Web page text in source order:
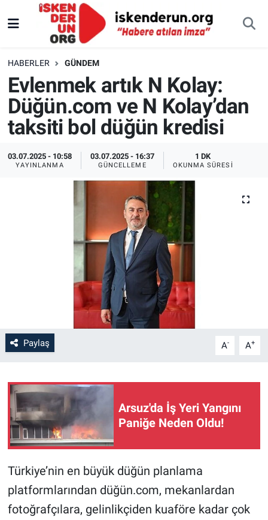
HABERLER GÜNDEM
Evlenmek artık N Kolay:
Düğün.com ve N Kolay’dan
taksiti bol düğün kredisi
03.07.2025 - 10:58
YAYINLANMA
03.07.2025 - 16:37
GÜNCELLEME
1 DK
OKUNMA SÜRESI
Paylaş A- A+
Arsuz'da İş Yeri Yangını
Paniğe Neden Oldu!
Türkiye’nin en büyük düğün planlama
platformlarından düğün.com, mekanlardan
fotoğrafçılara, gelinlikçiden kuaföre kadar çok